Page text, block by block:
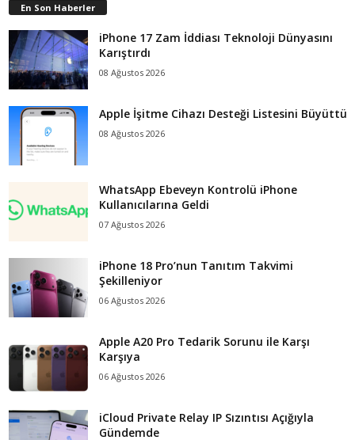
En Son Haberler
iPhone 17 Zam İddiası Teknoloji Dünyasını
Karıştırdı
08 Ağustos 2026
Apple İşitme Cihazı Desteği Listesini Büyüttü
08 Ağustos 2026
WhatsApp Ebeveyn Kontrolü iPhone
Kullanıcılarına Geldi
07 Ağustos 2026
iPhone 18 Pro’nun Tanıtım Takvimi
Şekilleniyor
06 Ağustos 2026
Apple A20 Pro Tedarik Sorunu ile Karşı
Karşıya
06 Ağustos 2026
iCloud Private Relay IP Sızıntısı Açığıyla
Gündemde